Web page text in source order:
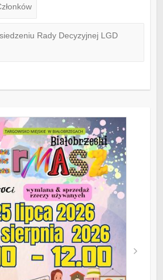
Rady Decyzyjnej LGD